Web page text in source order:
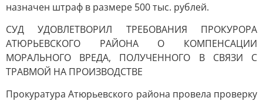
назначен штраф в размере 500 тыс. рублей.
СУД УДОВЛЕТВОРИЛ ТРЕБОВАНИЯ ПРОКУРОРА
АТЮРЬЕВСКОГО РАЙОНА О КОМПЕНСАЦИИ
МОРАЛЬНОГО ВРЕДА, ПОЛУЧЕННОГО В СВЯЗИ С
ТРАВМОЙ НА ПРОИЗВОДСТВЕ
Прокуратура Атюрьевского района провела проверку